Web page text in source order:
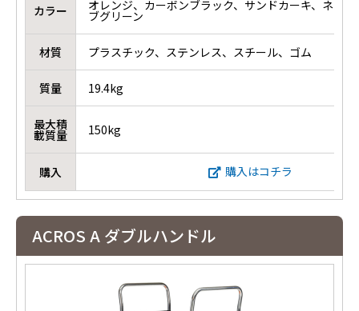
カラー オレンジ、カーボンブラック、サンドカーキ、ネイ
ブグリーン
材質 プラスチック、ステンレス、スチール、ゴム
質量 19.4kg
最大積
載質量 150kg
購入 購入はコチラ
ACROS A ダブルハンドル